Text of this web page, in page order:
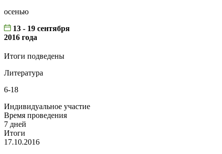
осенью
13 - 19 сентября
2016 года
Итоги подведены
Литература
6-18
Индивидуальное участие
Время проведения
7 дней
Итоги
17.10.2016